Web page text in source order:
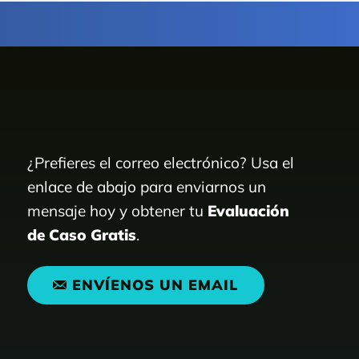
¿Prefieres el correo electrónico? Usa el
enlace de abajo para enviarnos un
mensaje hoy y obtener tu Evaluación
de Caso Gratis.
ENVÍENOS UN EMAIL